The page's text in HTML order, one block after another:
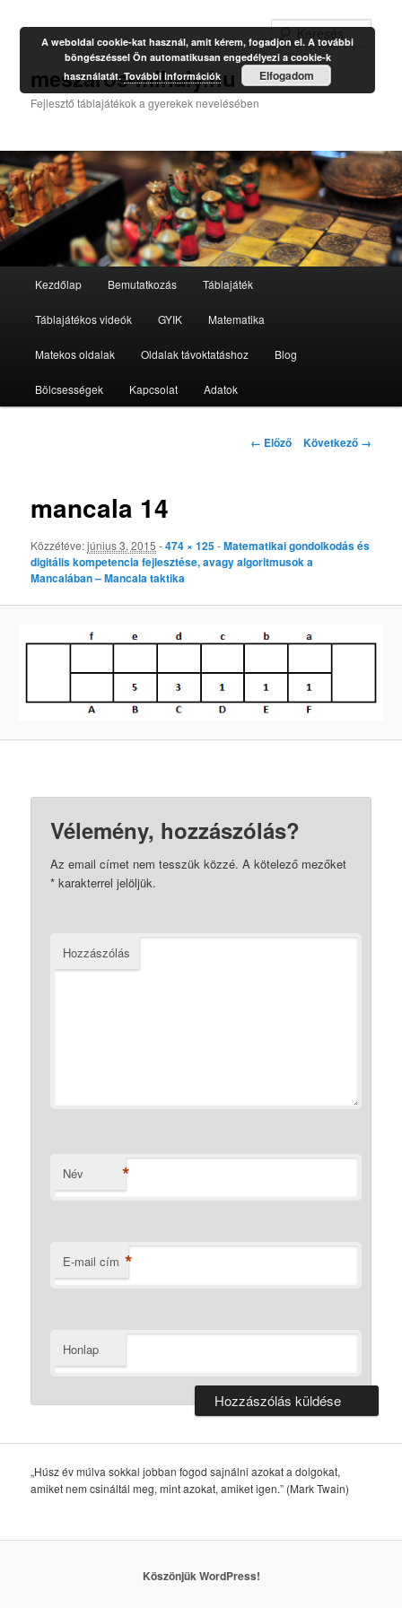
meszaros-mihaly.hu
Fejlesztő táblajátékok a gyerekek nevelésében
Tovább
az
elsődleges
tartalomra
Kezdőlap Bemutatkozás Táblajáték
Táblajátékos videók GYIK Matematika
Matekos oldalak Oldalak távoktatáshoz Blog
Bölcsességek Kapcsolat Adatok
Kép
← Előző Következő →
mancala 14
Közzétéve:június 3, 2015 -474 × 125-Matematikai gondolkodás és
digitális kompetencia fejlesztése, avagy algoritmusok a
Mancalában – Mancala taktika
Vélemény, hozzászólás?
Az email címet nem tesszük közzé. A kötelező mezőket
* karakterrel jelöljük.
Hozzászólás
Név *
E-mail cím *
Honlap
„Húsz év múlva sokkal jobban fogod sajnálni azokat a dolgokat,
amiket nem csináltál meg, mint azokat, amiket igen.” (Mark Twain)
Köszönjük WordPress!
A weboldal cookie-kat használ, amit kérem, fogadjon el. A további
böngészéssel Ön automatikusan engedélyezi a cookie-k
használatát.További információk Elfogadom